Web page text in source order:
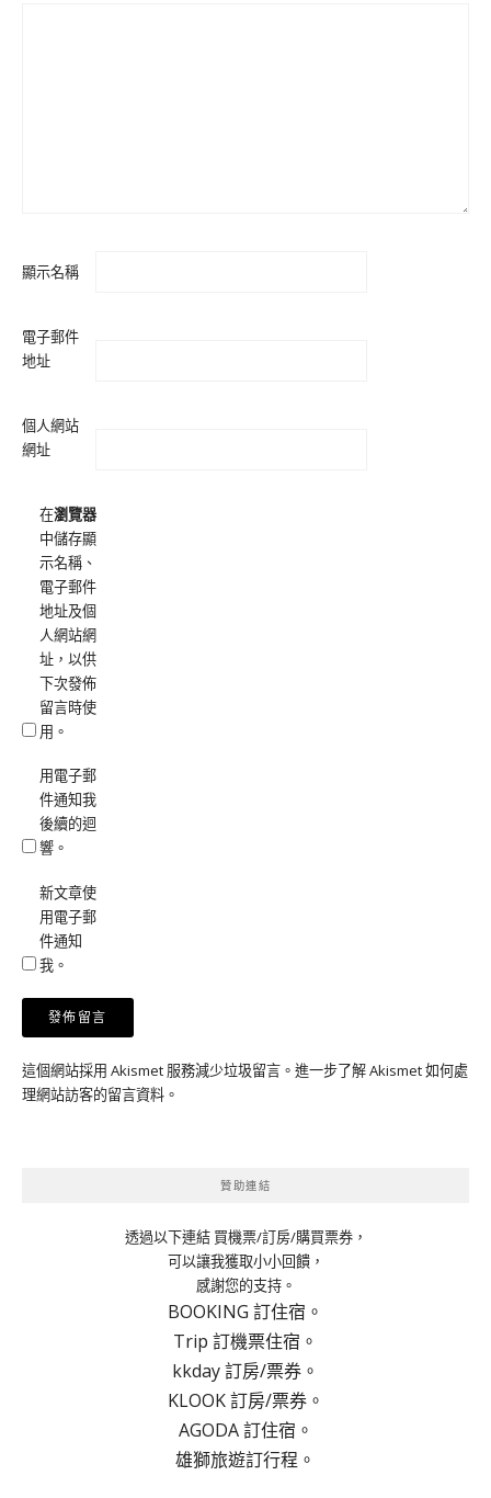
顯示名稱
電子郵件
地址
個人網站
網址
在瀏覽器
中儲存顯
示名稱、
電子郵件
地址及個
人網站網
址，以供
下次發佈
留言時使
用。
用電子郵
件通知我
後續的迴
響。
新文章使
用電子郵
件通知
我。
這個網站採用 Akismet 服務減少垃圾留言。 進一步了解 Akismet 如何處
理網站訪客的留言資料 。
贊助連結
透過以下連結 買機票/訂房/購買票券，
可以讓我獲取小小回饋，
感謝您的支持。
BOOKING 訂住宿。
Trip 訂機票住宿。
kkday 訂房/票券。
KLOOK 訂房/票券。
AGODA 訂住宿。
雄獅旅遊訂行程。